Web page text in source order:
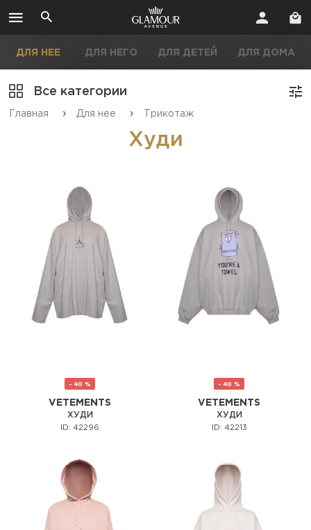
ДЛЯ НЕЕ ДЛЯ НЕГО ДЛЯ ДЕТЕЙ ДЛЯ ДОМА
Все категории
Главная › Для нее › Трикотаж
Худи
- 40 %
VETEMENTS
ХУДИ
ID: 42296
- 40 %
VETEMENTS
ХУДИ
ID: 42213